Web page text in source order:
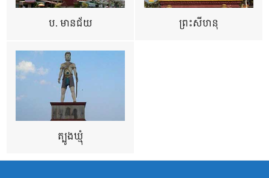
ប. មានជ័យ ព្រះសីហនុ
ត្បូងឃ្មុំ